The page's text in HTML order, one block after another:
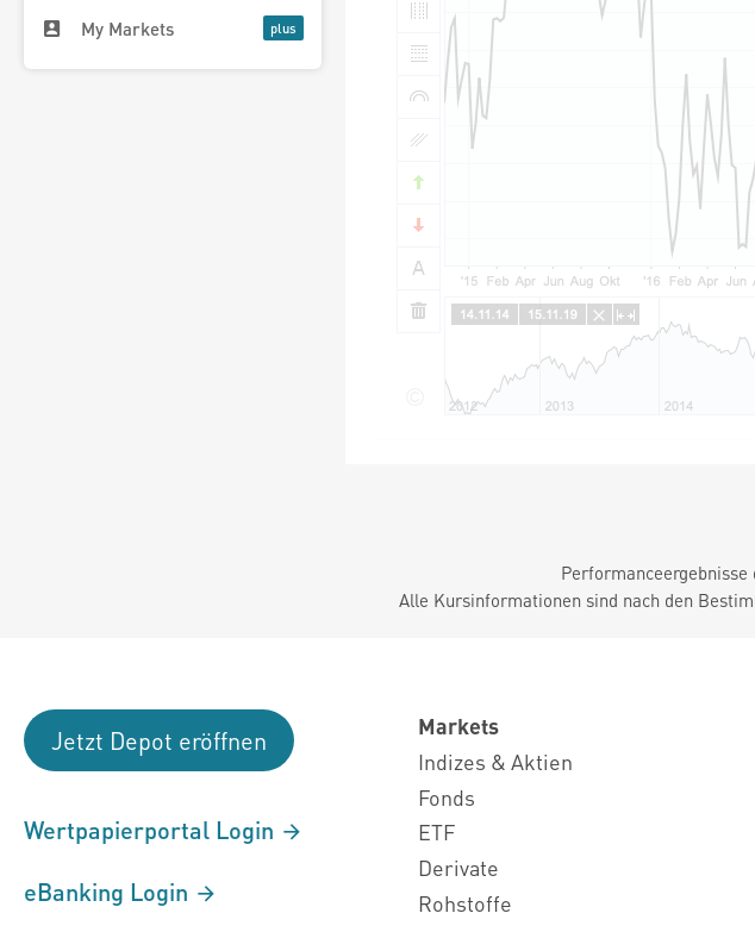
My Markets
Alle Kursinformationen sind nach den
Jetzt Depot eröffnen
Wertpapierportal Login
eBanking Login
Markets
Indizes & Aktien
Fonds
ETF
Derivate
Rohstoffe